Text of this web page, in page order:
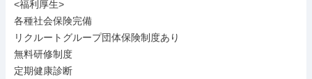
<福利厚生>
各種社会保険完備
リクルートグループ団体保険制度あり
無料研修制度
定期健康診断